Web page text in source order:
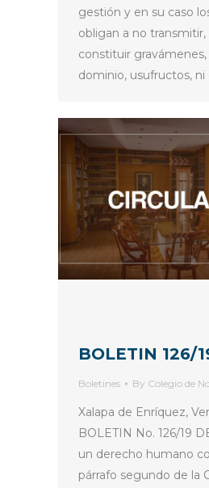
gestión y en su caso
obligan a no
constituir
dominio, usufructos, ni
BOLETIN 126/
Boletines By Colegio de
Xalapa de Enríquez,
BOLETIN No. 126/19
un derecho humano
párrafo segundo de la